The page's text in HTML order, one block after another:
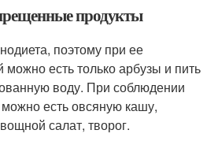
продукты
поэтому при ее
есть только арбузы и пить
воду. При соблюдении
есть овсяную кашу,
салат, творог.